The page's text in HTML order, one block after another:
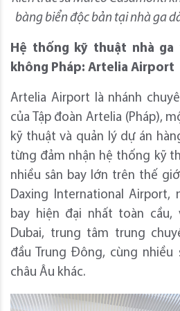
bàng biển độc bản tại nhà ga
Hệ thống kỹ thuật nhà ga
không Pháp: Artelia Airport
Artelia Airport là nhánh
của Tập đoàn Artelia (Pháp),
kỹ thuật và quản lý dự án
từng đảm nhận hệ thống kỹ
nhiều sân bay lớn trên thế
Daxing International Airport,
bay hiện đại nhất toàn cầu,
Dubai, trung tâm trung
đầu Trung Đông, cùng nhiều
châu Âu khác.